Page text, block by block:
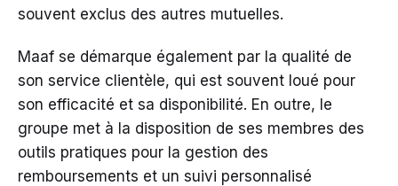
souvent exclus des autres mutuelles.
Maaf se démarque également par la qualité de
son service clientèle, qui est souvent loué pour
son efficacité et sa disponibilité. En outre, le
groupe met à la disposition de ses membres des
outils pratiques pour la gestion des
remboursements et un suivi personnalisé